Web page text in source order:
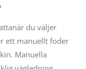
du väljer
ett manuellt foder
Manuella